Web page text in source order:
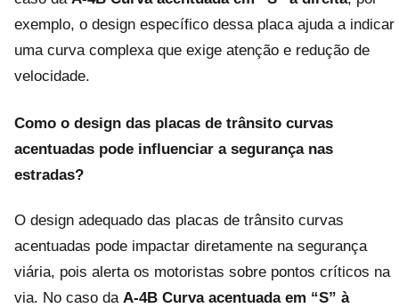
exemplo, o design específico dessa placa ajuda a indicar
uma curva complexa que exige atenção e redução de
velocidade.
Como o design das placas de trânsito curvas
acentuadas pode influenciar a segurança nas
estradas?
O design adequado das placas de trânsito curvas
acentuadas pode impactar diretamente na segurança
viária, pois alerta os motoristas sobre pontos críticos na
via. No caso da A-4B Curva acentuada em “S” à